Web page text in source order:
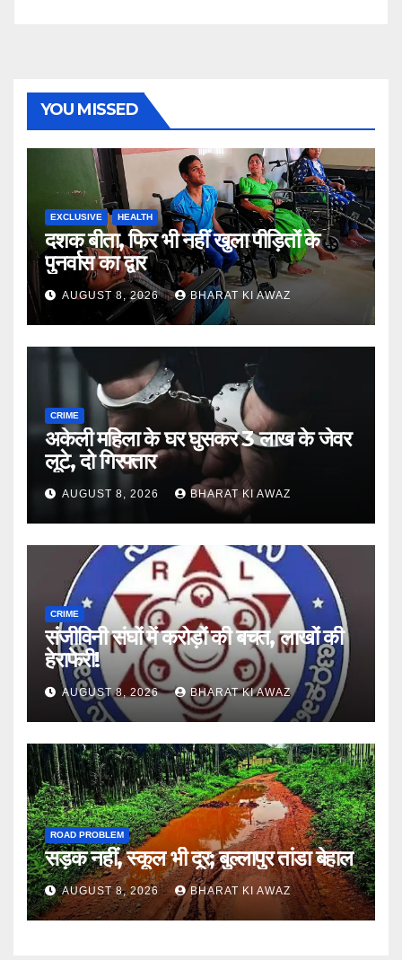
YOU MISSED
EXCLUSIVE HEALTH
दशक बीता, फिर भी नहीं खुला पीड़ितों के
पुनर्वास का द्वार
AUGUST 8, 2026 BHARAT KI AWAZ
CRIME
अकेली महिला के घर घुसकर 3 लाख के जेवर
लूटे, दो गिरफ्तार
AUGUST 8, 2026 BHARAT KI AWAZ
CRIME
संजीविनी संघों में करोड़ों की बचत, लाखों की
हेराफेरी!
AUGUST 8, 2026 BHARAT KI AWAZ
ROAD PROBLEM
सड़क नहीं, स्कूल भी दूर; बुल्लापुर तांडा बेहाल
AUGUST 8, 2026 BHARAT KI AWAZ